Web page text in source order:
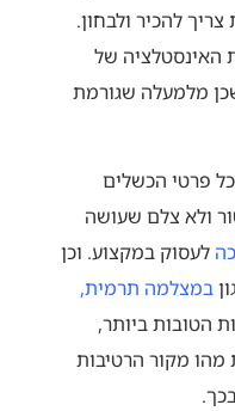
להכיר ולבחון.
האינסטלציה של
מלמעלה שגורמת
פרטי הכשלים
ולא צלם שעושה
לעסוק במקצוע. וכן
במצלמה תרמית,
הטובות ביותר,
מקור הרטיבות